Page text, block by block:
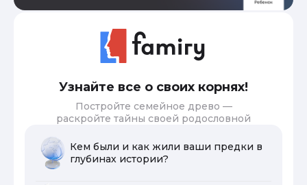
Узнайте все о своих корнях!
Постройте семейное древо —
раскройте тайны своей родословной
Кем были и как жили ваши предки в
глубинах истории?